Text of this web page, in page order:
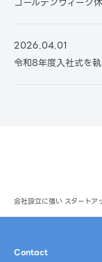
2026.04.01
令和8年度入社式を
会社設立に強い スタートア
Contact